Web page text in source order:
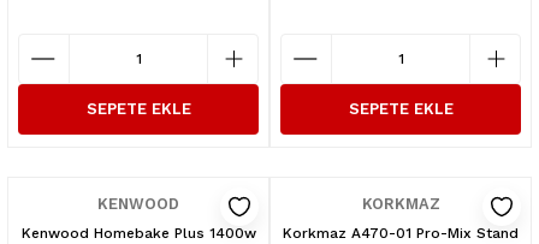
SEPETE EKLE SEPETE EKLE
KENWOOD
Kenwood Homebake Plus 1400w
KORKMAZ
Korkmaz A470-01 Pro-Mix Stand